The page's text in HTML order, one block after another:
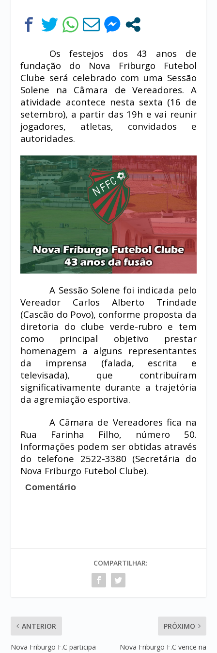
Os festejos dos 43 anos de
fundação do Nova Friburgo Futebol
Clube será celebrado com uma Sessão
Solene na Câmara de Vereadores. A
atividade acontece nesta sexta (16 de
setembro), a partir das 19h e vai reunir
jogadores, atletas, convidados e
autoridades.
A Sessão Solene foi indicada pelo
Vereador Carlos Alberto Trindade
(Cascão do Povo), conforme proposta da
diretoria do clube verde-rubro e tem
como principal objetivo prestar
homenagem a alguns representantes
da imprensa (falada, escrita e
televisada), que contribuíram
significativamente durante a trajetória
da agremiação esportiva.
A Câmara de Vereadores fica na
Rua Farinha Filho, número 50.
Informações podem ser obtidas através
do telefone 2522-3380 (Secretária do
Nova Friburgo Futebol Clube).
Comentário
COMPARTILHAR:
ANTERIOR
Nova Friburgo F.C participa
PRÓXIMO
Nova Friburgo F.C vence na